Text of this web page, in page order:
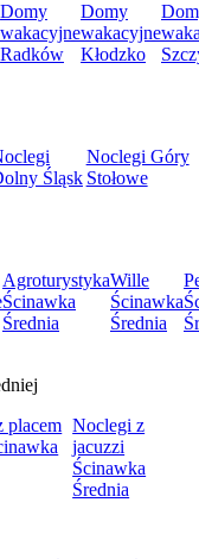
Domy
wakacyjne
Radków
Domy
wakacyjne
Kłodzko
Śląsk
Noclegi Góry
Stołowe
Agroturystyka
Ścinawka
Średnia
Wille
Ścinawka
Średnia
placem Noclegi z
jacuzzi
Ścinawka
Średnia